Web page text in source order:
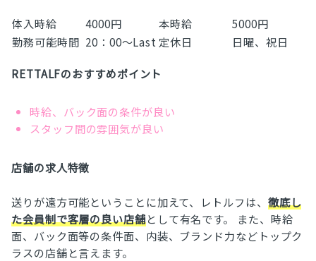
体入時給 4000円 本時給
5000円
勤務可能時間 20：00～Last 定休日 日曜、祝日
RETTALFのおすすめポイント
時給、バック面の条件が良い
スタッフ間の雰囲気が良い
店舗の求人特徴
送りが遠方可能ということに加えて、レトルフは、 徹底し
た会員制で客層の良い店舗として有名です。 また、時給
面、バック面等の条件面、内装、ブランド力などトップク
ラスの店舗と言えます。